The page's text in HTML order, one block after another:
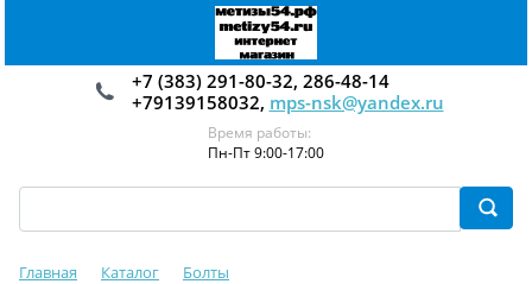
+7 (383) 291-80-32, 286-48-14
+79139158032, mps-nsk@yandex.ru
Время работы:
Пн-Пт 9:00-17:00
Главная Каталог
Болты